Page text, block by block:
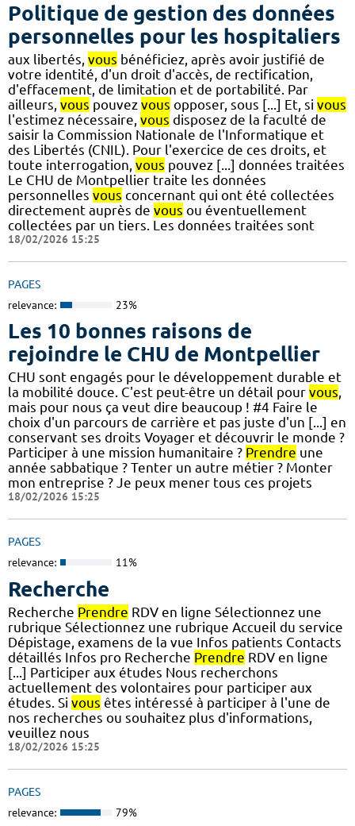
Politique de gestion des données
personnelles pour les hospitaliers
aux libertés, vous bénéficiez, après avoir justifié de
votre identité, d'un droit d'accès, de rectification,
d'effacement, de limitation et de portabilité. Par
ailleurs, vous pouvez vous opposer, sous [...] Et, si vous
l'estimez nécessaire, vous disposez de la faculté de
saisir la Commission Nationale de l'Informatique et
des Libertés (CNIL). Pour l'exercice de ces droits, et
toute interrogation, vous pouvez [...] données traitées
Le CHU de Montpellier traite les données
personnelles vous concernant qui ont été collectées
directement auprès de vous ou éventuellement
collectées par un tiers. Les données traitées sont
18/02/2026 15:25
PAGES
relevance: 23%
Les 10 bonnes raisons de
rejoindre le CHU de Montpellier
CHU sont engagés pour le développement durable et
la mobilité douce. C'est peut-être un détail pour vous,
mais pour nous ça veut dire beaucoup ! #4 Faire le
choix d'un parcours de carrière et pas juste d'un [...] en
conservant ses droits Voyager et découvrir le monde ?
Participer à une mission humanitaire ? Prendre une
année sabbatique ? Tenter un autre métier ? Monter
mon entreprise ? Je peux mener tous ces projets
18/02/2026 15:25
PAGES
relevance: 11%
Recherche
Recherche Prendre RDV en ligne Sélectionnez une
rubrique Sélectionnez une rubrique Accueil du service
Dépistage, examens de la vue Infos patients Contacts
détaillés Infos pro Recherche Prendre RDV en ligne
[...] Participer aux études Nous recherchons
actuellement des volontaires pour participer aux
études. Si vous êtes intéressé à participer à l'une de
nos recherches ou souhaitez plus d'informations,
veuillez nous
18/02/2026 15:25
PAGES
relevance: 79%